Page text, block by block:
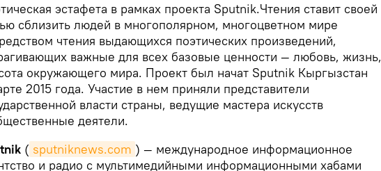
эстафета в рамках проекта Sputnik.Чтения ставит своей
сблизить людей в многополярном, многоцветном мире
чтения выдающихся поэтических произведений,
важные для всех базовые ценности — любовь, жизнь,
окружающего мира. Проект был начат Sputnik Кыргызстан
2015 года. Участие в нем приняли представители
власти страны, ведущие мастера искусств
деятели.
( sputniknews.com ) — международное информационное
и радио с мультимедийными информационными хабами